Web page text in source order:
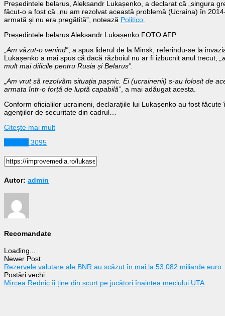
Președintele belarus, Aleksandr Lukașenko, a declarat că „singura
făcut-o a fost că „nu am rezolvat această problemă (Ucraina) în
armată și nu era pregătită”, notează Politico.
Președintele belarus Aleksandr Lukașenko FOTO AFP
„Am văzut-o venind”, a spus liderul de la Minsk, referindu-se la
Lukașenko a mai spus că dacă războiul nu ar fi izbucnit anul trecut,
mult mai dificile pentru Rusia și Belarus”.
„Am vrut să rezolvăm situația pașnic. Ei (ucrainenii) s-au folosit de
armata într-o forță de luptă capabilă”, a mai adăugat acesta.
Conform oficialilor ucraineni, declarațiile lui Lukașenko au fost
agențiilor de securitate din cadrul…
Citeşte mai mult
3095
Autor: admin
Recomandate
Loading...
Newer Post
Rezervele valutare ale BNR au scăzut în mai la 53,082 miliarde euro
Postări vechi
Mircea Rednic îi ține din scurt pe jucători înaintea meciului UTA